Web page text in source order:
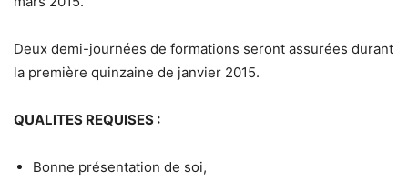
Deux demi-journées de formations seront assurées durant
la première quinzaine de janvier 2015.
QUALITES REQUISES :
Bonne présentation de soi,